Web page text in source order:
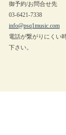
御予約/お問合せ先
03-6421-7338
info@psq1music.com
電話が繋がりにくい
下さい。